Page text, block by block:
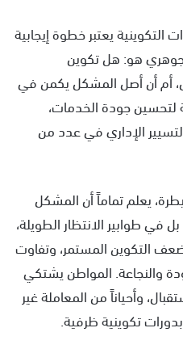
يعتبر خطوة إيجابية
هو: هل تكوين
أم أن أصل المشكل يكمن في
لتحسين جودة الخدمات،
الإداري في عدد من
يعلم تماماً أن المشكل
طوابير الانتظار الطويلة،
التكوين المستمر، وتفاوت
والنجاعة. المواطن يشتكي
وأحياناً من المعاملة غير
تكوينية ظرفية.